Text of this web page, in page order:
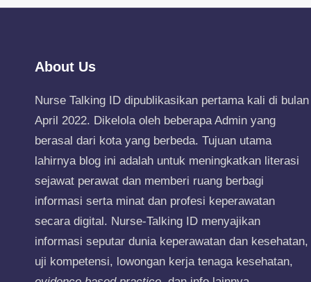
About Us
Nurse Talking ID dipublikasikan pertama kali di bulan
April 2022. Dikelola oleh beberapa Admin yang
berasal dari kota yang berbeda. Tujuan utama
lahirnya blog ini adalah untuk meningkatkan literasi
sejawat perawat dan memberi ruang berbagi
informasi serta minat dan profesi keperawatan
secara digital. Nurse-Talking ID menyajikan
informasi seputar dunia keperawatan dan kesehatan,
uji kompetensi, lowongan kerja tenaga kesehatan,